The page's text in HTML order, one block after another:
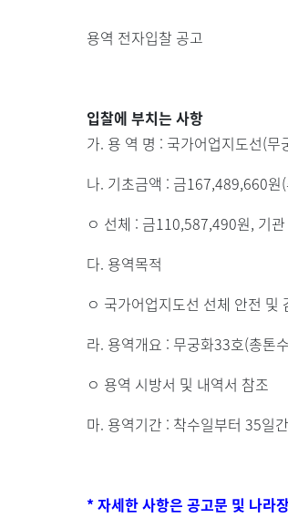
용역 전자입찰 공고
입찰에 부치는 사항
가. 용 역 명 : 국가어업지도선(
나. 기초금액 : 금167,489,660
ㅇ 선체 : 금110,587,490원, 기
다. 용역목적
ㅇ 국가어업지도선 선체 안전
라. 용역개요 : 무궁화33호(총톤
ㅇ 용역 시방서 및 내역서 참조
마. 용역기간 : 착수일부터 35일
* 자세한 사항은 공고문 및 나라